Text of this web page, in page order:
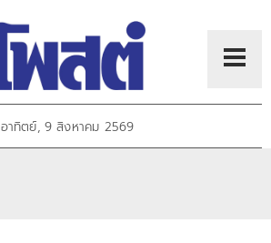
อาทิตย์, 9 สิงหาคม 2569